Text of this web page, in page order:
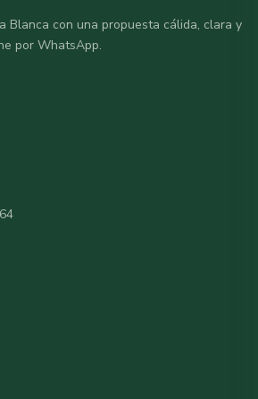
Blanca con una propuesta cálida, clara y
por WhatsApp.